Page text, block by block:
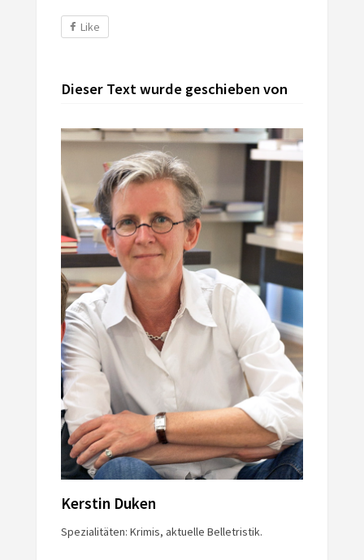
Like
Dieser Text wurde geschieben von
Kerstin Duken
Spezialitäten: Krimis, aktuelle Belletristik.